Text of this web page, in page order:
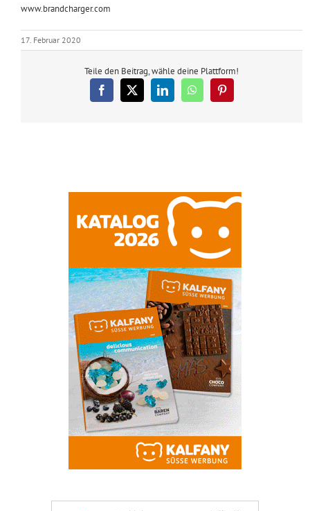
www.brandcharger.com
17. Februar 2020
Teile den Beitrag, wähle deine Plattform!
Facebook
X LinkedInWhatsAppPinterest